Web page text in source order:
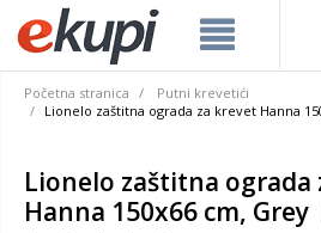
Početna stranica
Putni krevetići
Lionelo zaštitna ograda za krevet Hanna
Lionelo zaštitna ograda
Hanna 150x66 cm, Grey